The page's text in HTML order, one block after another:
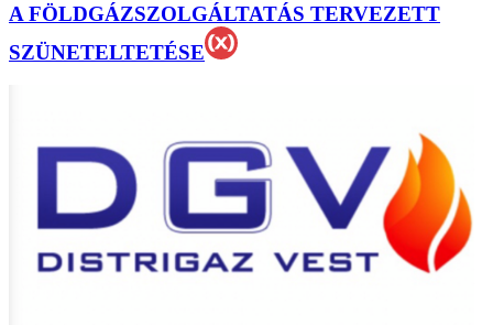
A FÖLDGÁZSZOLGÁLTATÁS TERVEZETT
SZÜNETELTETÉSE